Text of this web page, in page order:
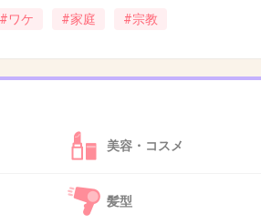
い。育児してれば？
#ワケ #家庭 #宗教
美容・コスメ
髪型